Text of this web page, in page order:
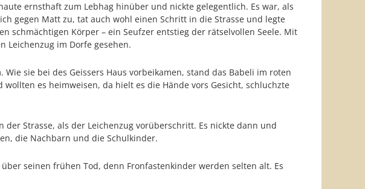
ernsthaft zum Lebhag hinüber und nickte gelegentlich. Es war, als
gegen Matt zu, tat auch wohl einen Schritt in die Strasse und legte
schmächtigen Körper – ein Seufzer entstieg der rätselvollen Seele. Mit
Leichenzug im Dorfe gesehen.
sie bei des Geissers Haus vorbeikamen, stand das Babeli im roten
es heimweisen, da hielt es die Hände vors Gesicht, schluchzte
Strasse, als der Leichenzug vorüberschritt. Es nickte dann und
die Nachbarn und die Schulkinder.
seinen frühen Tod, denn Fronfastenkinder werden selten alt. Es